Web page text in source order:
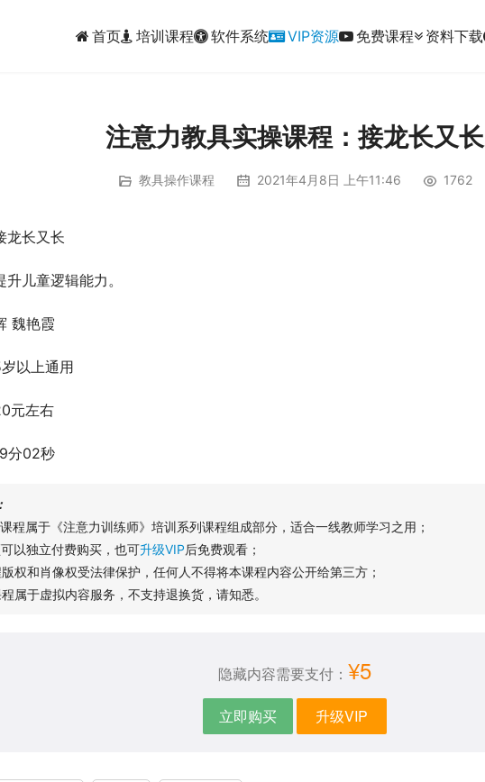
首页 培训课程 软件系统 VIP资源 免费课程 资料下载
注意力教具实操课程：接龙长又长
教具操作课程 2021年4月8日 上午11:46 1762
龙长又长
儿童逻辑能力。
魏艳霞
以上通用
元左右
分02秒
程属于《注意力训练师》培训系列课程组成部分，适合一线教师学习之用；
以独立付费购买，也可升级VIP后免费观看；
权和肖像权受法律保护，任何人不得将本课程内容公开给第三方；
属于虚拟内容服务，不支持退换货，请知悉。
隐藏内容需要支付： ¥5
立即购买 升级VIP